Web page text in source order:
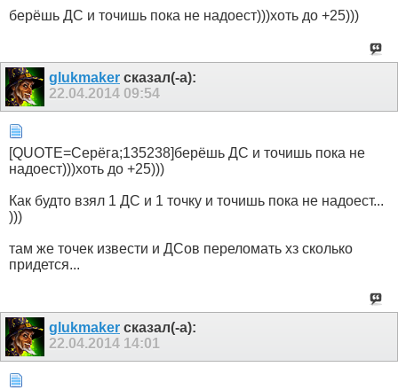
берёшь ДС и точишь пока не надоест)))хоть до +25)))
glukmaker сказал(-а):
22.04.2014 09:54
[QUOTE=Серёга;135238]берёшь ДС и точишь пока не
надоест)))хоть до +25)))
Как будто взял 1 ДС и 1 точку и точишь пока не надоест...
)))
там же точек извести и ДСов переломать хз сколько
придется...
glukmaker сказал(-а):
22.04.2014 14:01